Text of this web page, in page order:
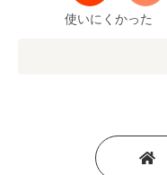
使いにくかった